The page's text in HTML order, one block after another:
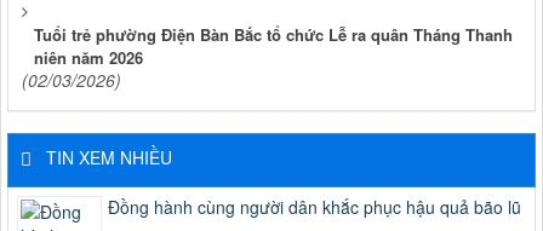
Tuổi trẻ phường Điện Bàn Bắc tổ chức Lễ ra quân Tháng Thanh
niên năm 2026
(02/03/2026)
TIN XEM NHIỀU
Đồng hành cùng người dân khắc phục hậu quả bão lũ